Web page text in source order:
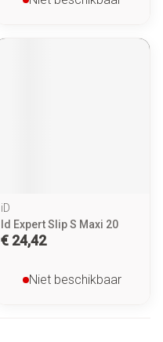
iD
Id Expert Slip S Maxi 20
€ 24,42
Niet beschikbaar